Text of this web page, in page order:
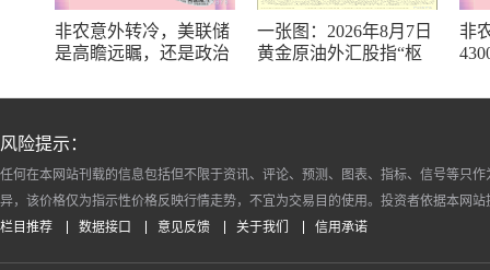
非农意外转冷，美联储
是高瞻远瞩，还是政治
一张图：2026年8月7日
黄金原油外汇股指“枢
览
非
薪”
风险提示：
任何在本网站刊载的信息包括但不限于资讯、评论、预测、图表、指标、信号等只
异，该价格仅为指示性价格反映行情走势，不宜为交易目的使用。投资者依据本网
栏目推荐
数据接口 意见反馈 关于我们 信用承诺